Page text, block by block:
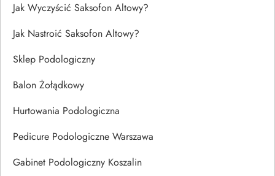
Jak Wyczyścić Saksofon Altowy?
Jak Nastroić Saksofon Altowy?
Sklep Podologiczny
Balon Żołądkowy
Hurtowania Podologiczna
Pedicure Podologiczne Warszawa
Gabinet Podologiczny Koszalin